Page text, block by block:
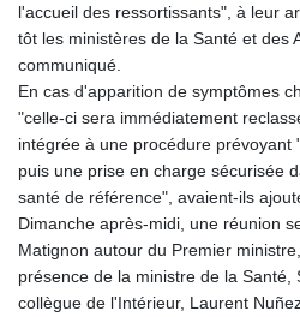
l'accueil des ressortissants", à leur
tôt les ministères de la Santé et des
communiqué.
En cas d'apparition de symptômes
"celle-ci sera immédiatement
intégrée à une procédure prévoyant
puis une prise en charge sécurisée
santé de référence", avaient-ils
Dimanche après-midi, une réunion
Matignon autour du Premier
présence de la ministre de la Santé,
collègue de l'Intérieur, Laurent